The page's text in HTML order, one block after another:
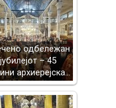
одбележан
јубилејот – 45
архиерејска…